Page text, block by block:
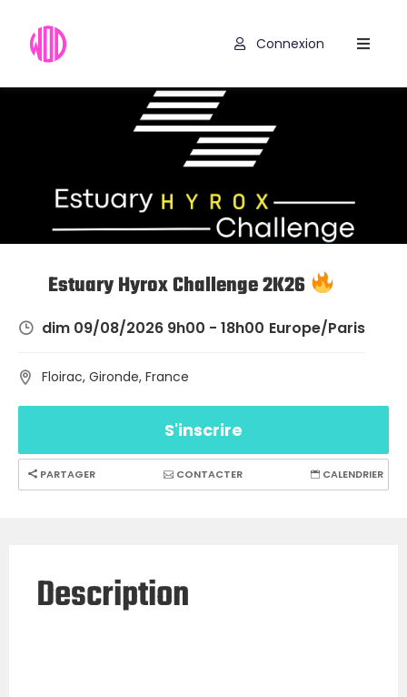
Exercices
Codes
Promo
Connexion
Estuary Hyrox Challenge 2K26
dim 09/08/2026 9h00 - 18h00 Europe/Paris
Floirac, Gironde, France
S'inscrire
PARTAGER CONTACTER CALENDRIER
Description